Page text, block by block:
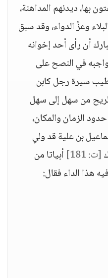
بها، ديدنهم المداهنة،
وعزَّ الدواء، وقد سبق
أن رأى أحد إخوانه
في النصح على
سيرة رجل كابن
الريح من سهل إلى سهل
الزمان والمكان،
بن علية قد ولي
[ت: 181]
أبياتا من
هذا الداء فقال: